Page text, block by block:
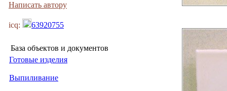
Написать автору
icq: 63920755
База объектов и документов
Готовые изделия
Выпиливание